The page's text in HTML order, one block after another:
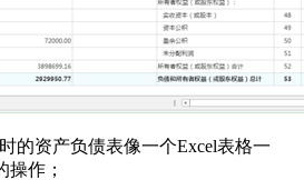
的资产负债表像一个Excel表格一
作；